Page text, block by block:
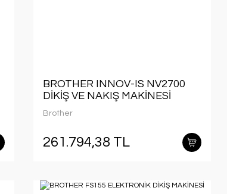
BROTHER INNOV-IS NV2700
DİKİŞ VE NAKIŞ MAKİNESİ
Brother
261.794,38 TL